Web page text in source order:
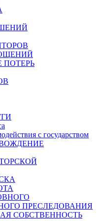
ПОТЕРЬ
с государством
ПРЕСЛЕДОВАНИЯ
СОБСТВЕННОСТЬ